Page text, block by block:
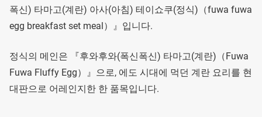
폭신) 타마고(계란) 아사(아침) 테이쇼쿠(정식)（fuwa fuwa
egg breakfast set meal）』입니다.
정식의 메인은 『후와후와(폭신폭신) 타마고(계란)（Fuwa
Fuwa Fluffy Egg）』으로, 에도 시대에 먹던 계란 요리를 현
대판으로 어레인지한 한 품목입니다.